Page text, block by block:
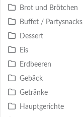
Brot und Brötchen
Buffet / Partysnacks
Dessert
Eis
Erdbeeren
Gebäck
Getränke
Hauptgerichte